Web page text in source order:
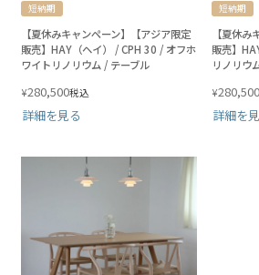
短納期
【夏休みキャンペーン】【アジア限定
販売】HAY（ヘイ） / CPH 30 / オフホ
ワイトリノリウム / テーブル
¥280,500税込
詳細を見る
短納期
【夏休
販売】
リノリウ
¥280,500
詳細を